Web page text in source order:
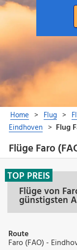
Flüge Faro
Flüge von
günstigsten
TOP PREIS
Route
Faro (FAO) -